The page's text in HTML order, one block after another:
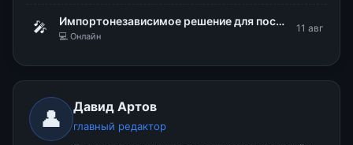
🎤 Импортонезависимое решение для построения надежной ИТ-инфраструктуры. Безопасная виртуализация zVirt от Orion Soft
💻 Онлайн
11 авг
👤 Давид Артов
главный редактор